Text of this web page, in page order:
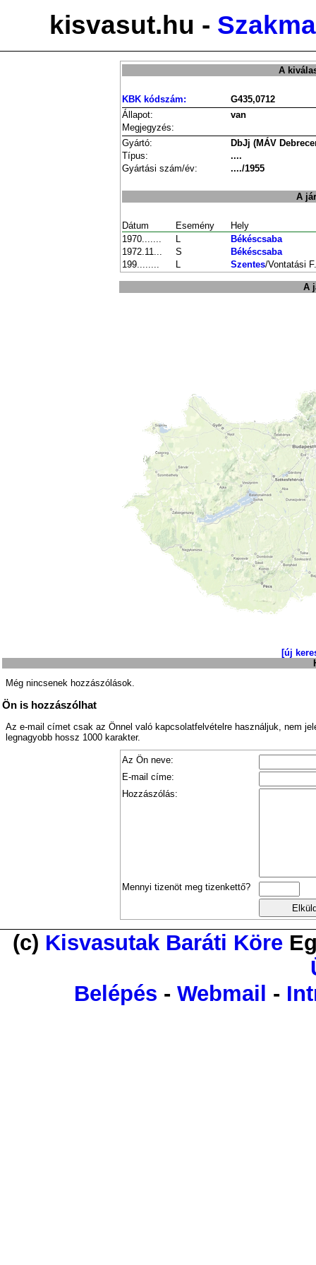
kisvasut.hu -
A
KBK kódszám:
G435,0712
Állapot:
van
Megjegyzés:
Gyártó:
DbJj (MÁV
Típus:
....
Gyártási szám/év:
..../1955
A
Dátum Esemény
Hely
1970.......
L
Békéscsaba
1972.11...
S
Békéscsaba
199........
L Szentes/Vontatási F.
A
[új
Még nincsenek hozzászólások.
Ön is hozzászólhat
Az e-mail címet csak az Önnel való kapcsolatfelvételre használjuk, nem
legnagyobb hossz 1000 karakter.
Az Ön neve:
E-mail címe:
Hozzászólás:
Mennyi tizenöt meg tizenkettő?
(c) Kisvasutak Baráti Köre
Belépés - Webmail -